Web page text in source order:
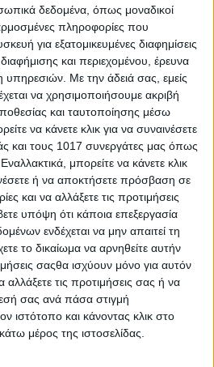
δεδομένα, όπως μοναδικοί
πληροφορίες που
για εξατομικευμένες διαφημίσεις
και περιεχομένου, έρευνα
υπηρεσιών. Με την άδειά σας, εμείς
να χρησιμοποιήσουμε ακριβή
και ταυτοποίησης μέσω
να κάνετε κλικ για να συναινέσετε
και τους 1017 συνεργάτες μας όπως
μπορείτε να κάνετε κλικ
ή να αποκτήσετε πρόσβαση σε
και να αλλάξετε τις προτιμήσεις
υπόψη ότι κάποια επεξεργασία
ενδέχεται να μην απαιτεί τη
το δικαίωμα να αρνηθείτε αυτήν
σαςθα ισχύουν μόνο για αυτόν
τις προτιμήσεις σας ή να
σας ανά πάσα στιγμή
ιστότοπο και κάνοντας κλικ στο
μέρος της ιστοσελίδας.